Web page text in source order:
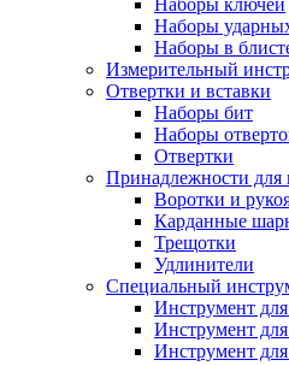
Наборы ключей
Наборы
Наборы в
Измерительный
Отвертки и вставки
Наборы бит
Наборы
Отвертки
Принадлежности для
Воротки и
Карданные
Трещотки
Удлинители
Специальный
Инструмент
Инструмент
Инструмент